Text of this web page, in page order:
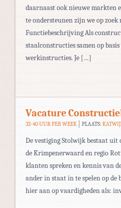
daarnaast ook nieuwe markten
te ondersteunen zijn we op
Functiebeschrijving Als
staalconstructies samen op
werkinstructies. Je […]
Vacature
32-40 UUR PER WEEK PLAATS:
De vestiging Stolwijk bestaat uit
de Krimpenerwaard en regio
klanten spreken en kennis van
ander in staat in te spelen op
hier aan op vaardigheden als: